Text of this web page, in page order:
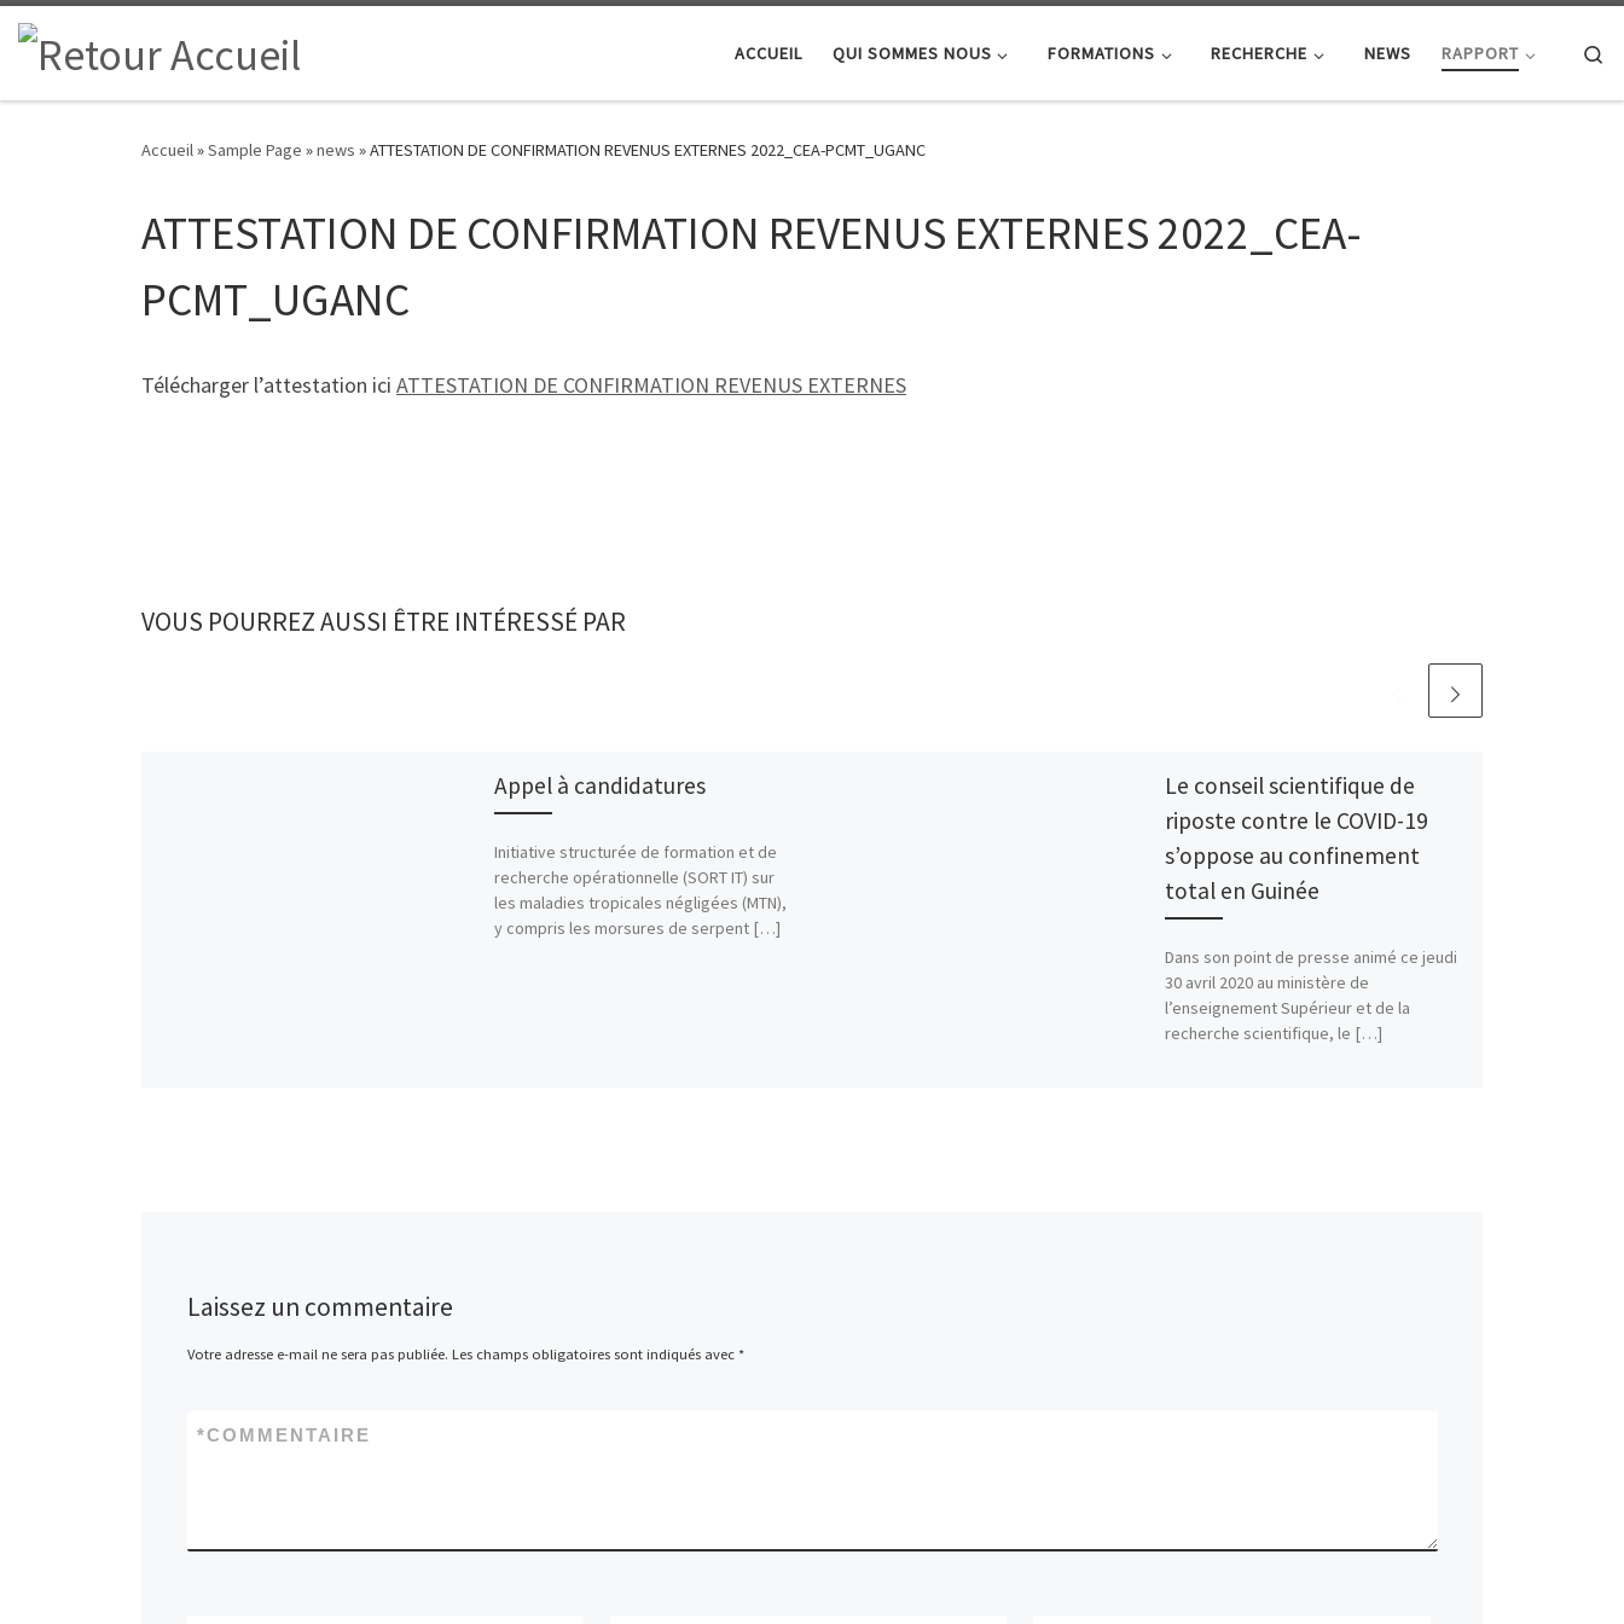
Passer au contenu
ACCUEIL QUI SOMMES NOUS FORMATIONS RECHERCHE NEWS RAPPORT
Accueil »Sample Page »news »ATTESTATION DE CONFIRMATION REVENUS EXTERNES 2022_CEA-PCMT_UGANC
ATTESTATION DE CONFIRMATION REVENUS EXTERNES 2022_CEA-
PCMT_UGANC
Télécharger l’attestation ici ATTESTATION DE CONFIRMATION REVENUS EXTERNES
VOUS POURREZ AUSSI ÊTRE INTÉRESSÉ PAR
Appel à candidatures
Initiative structurée de formation et de
recherche opérationnelle (SORT IT) sur
les maladies tropicales négligées (MTN),
y compris les morsures de serpent […]
Le conseil scientifique de
riposte contre le COVID-19
s’oppose au confinement
total en Guinée
Dans son point de presse animé ce jeudi
30 avril 2020 au ministère de
l’enseignement Supérieur et de la
recherche scientifique, le […]
Laissez un commentaire
Votre adresse e-mail ne sera pas publiée. Les champs obligatoires sont indiqués avec *
COMMENTAIRE
*